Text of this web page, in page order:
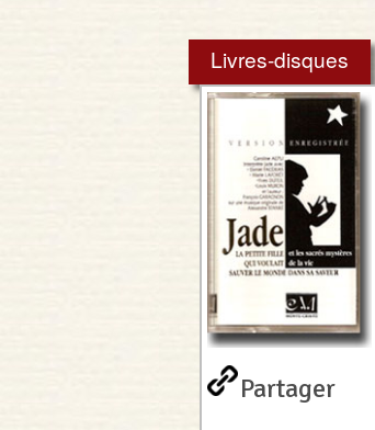
Livres-disques
Partager